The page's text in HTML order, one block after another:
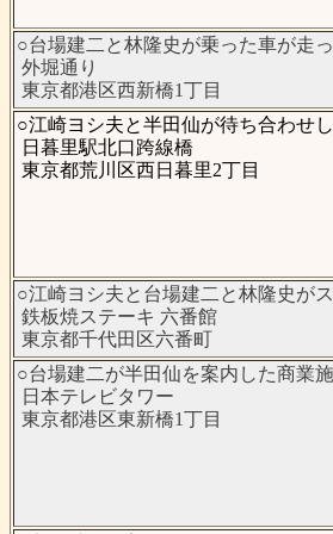
○台場建二と林隆史が乗った車が走
外堀通り
東京都港区西新橋1丁目
○江崎ヨシ夫と半田仙が待ち合わせ
日暮里駅北口跨線橋
東京都荒川区西日暮里2丁目
○江崎ヨシ夫と台場建二と林隆史が
鉄板焼ステーキ 六番館
東京都千代田区六番町
○台場建二が半田仙を案内した商業
日本テレビタワー
東京都港区東新橋1丁目